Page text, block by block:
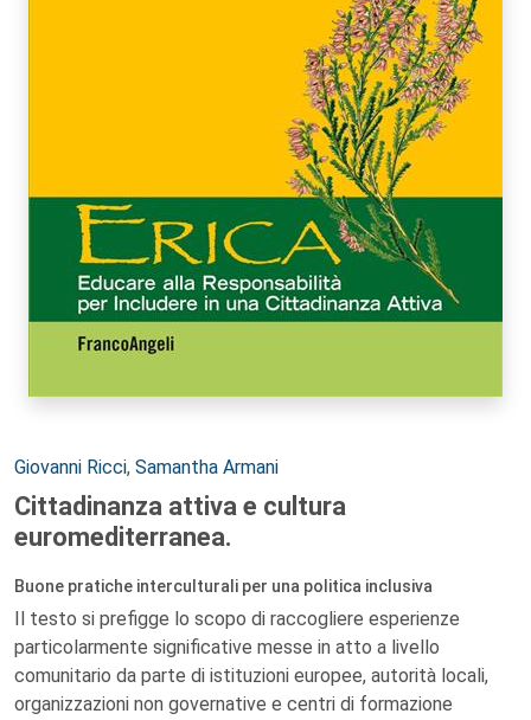
Autori:
Giovanni Ricci, Samantha Armani
Cittadinanza attiva e cultura
euromediterranea.
Buone pratiche interculturali per una politica inclusiva
Il testo si prefigge lo scopo di raccogliere esperienze
particolarmente significative messe in atto a livello
comunitario da parte di istituzioni europee, autorità locali,
organizzazioni non governative e centri di formazione